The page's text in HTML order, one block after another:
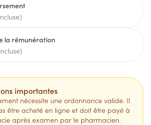
la rémunération
importantes
nécessite une ordonnance valide. Il
être acheté en ligne et doit être payé à
après examen par le pharmacien.